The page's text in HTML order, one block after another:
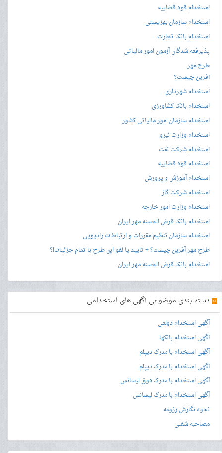
استخدام قوه قضاییه
استخدام سازمان بهزیستی
استخدام بانک تجارت
پذیرفته شدگان آزمون امور مالیاتی
طرح مهر
آفرین چیست؟
استخدام شهرداری
استخدام بانک کشاورزی
استخدام سازمان امور مالیاتی کشور
استخدام وزارت نیرو
استخدام شرکت نفت
استخدام قوه قضاییه
استخدام آموزش و پرورش
استخدام شرکت گاز
استخدام وزارت امور خارجه
استخدام بانک قرض الحسنه مهر ایران
استخدام سازمان تنظیم مقررات و ارتباطات رادیویی
طرح مهر آفرین چیست؟ + تایید یا لغو این طرح با تمام جزئیات!؟
استخدام بانک قرض الحسنه مهر ایران
» دسته بندی موضوعی آگهی های استخدامی
آگهی استخدام دولتی
آگهی استخدام بانکها
آگهی استخدام با مدرک دیپلم
آگهی استخدام با مدرک دیپلم
آگهی استخدام با مدرک فوق لیسانس
آگهی استخدام با مدرک لیسانس
نحوه نگارش رزومه
مصاحبه شغلی